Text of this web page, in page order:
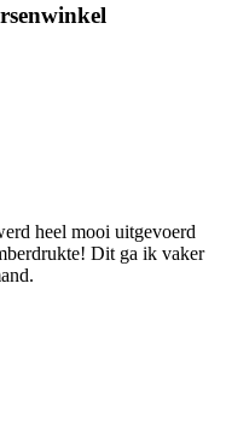
heel mooi uitgevoerd
Dit ga ik vaker